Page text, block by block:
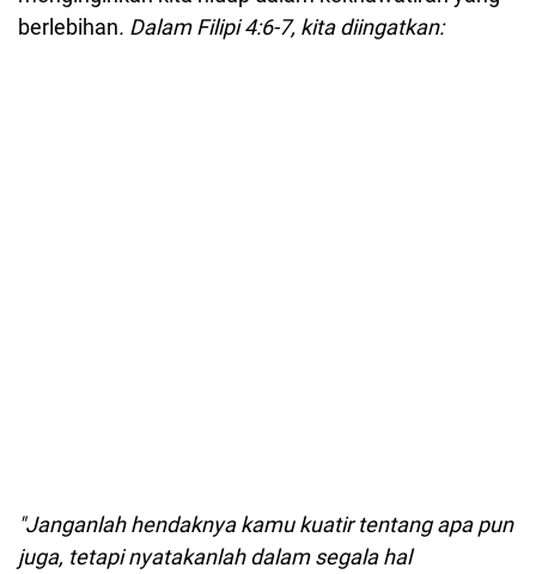
berlebihan. Dalam Filipi 4:6-7, kita diingatkan:
"Janganlah hendaknya kamu kuatir tentang apa pun
juga, tetapi nyatakanlah dalam segala hal